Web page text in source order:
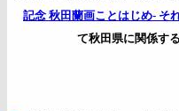
記念 秋田蘭画ことはじめ- そ
て秋田県に関係す